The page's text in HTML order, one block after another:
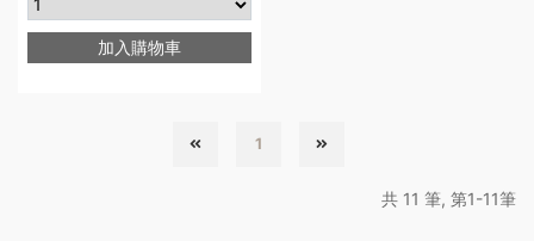
加入購物車
1
共 11 筆, 第1-11筆